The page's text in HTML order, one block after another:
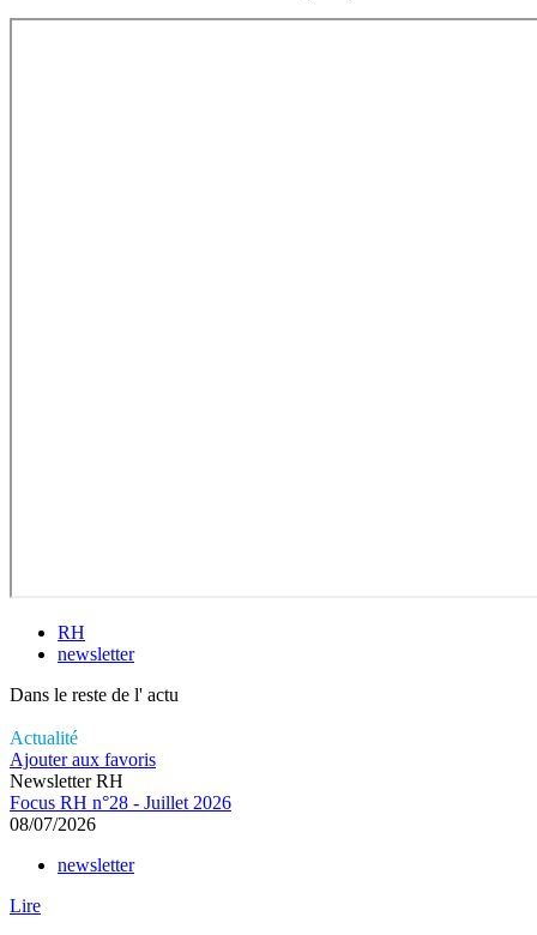
RH
newsletter
Dans le reste de l' actu
Actualité
Ajouter aux favoris
Newsletter RH
Focus RH n°28 - Juillet 2026
08/07/2026
newsletter
Lire